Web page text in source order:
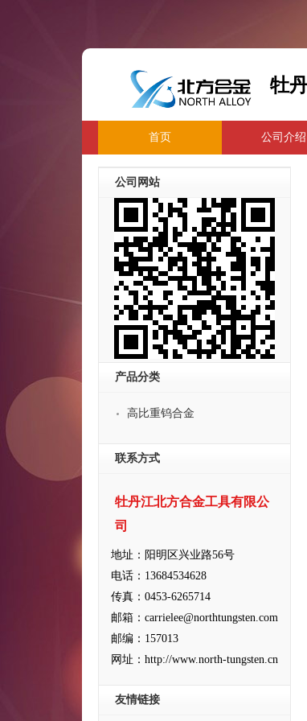
牡
首页 公司介绍
公司网站
产品分类
高比重钨合金
联系方式
牡丹江北方合金工具有限公
司
地址：阳明区兴业路56号
电话：13684534628
传真：0453-6265714
邮箱：carrielee@northtungsten.com
邮编：157013
网址：http://www.north-tungsten.cn
友情链接